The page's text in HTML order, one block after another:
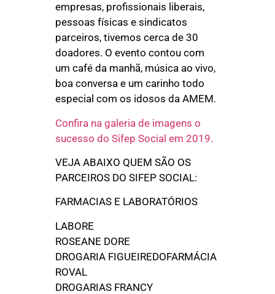
empresas, profissionais liberais,
pessoas físicas e sindicatos
parceiros, tivemos cerca de 30
doadores. O evento contou com
um café da manhã, música ao vivo,
boa conversa e um carinho todo
especial com os idosos da AMEM.
Confira na galeria de imagens o
sucesso do Sifep Social em 2019.
VEJA ABAIXO QUEM SÃO OS
PARCEIROS DO SIFEP SOCIAL:
FARMACIAS E LABORATÓRIOS
LABORE
ROSEANE DORE
DROGARIA FIGUEIREDOFARMÁCIA
ROVAL
DROGARIAS FRANCY